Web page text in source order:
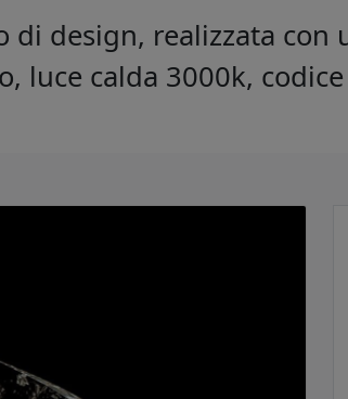
di design, realizzata
luce calda 3000k,